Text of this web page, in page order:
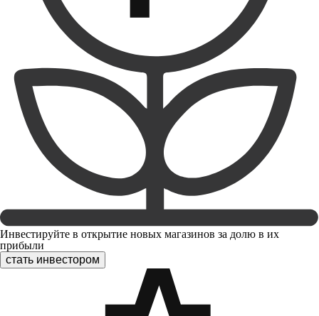
Инвестируйте в открытие новых магазинов за долю в их
прибыли
стать инвестором